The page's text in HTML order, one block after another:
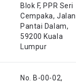
Blok F, PPR Seri
Cempaka, Jalan
Pantai Dalam,
59200 Kuala
Lumpur
No. B-00-02,